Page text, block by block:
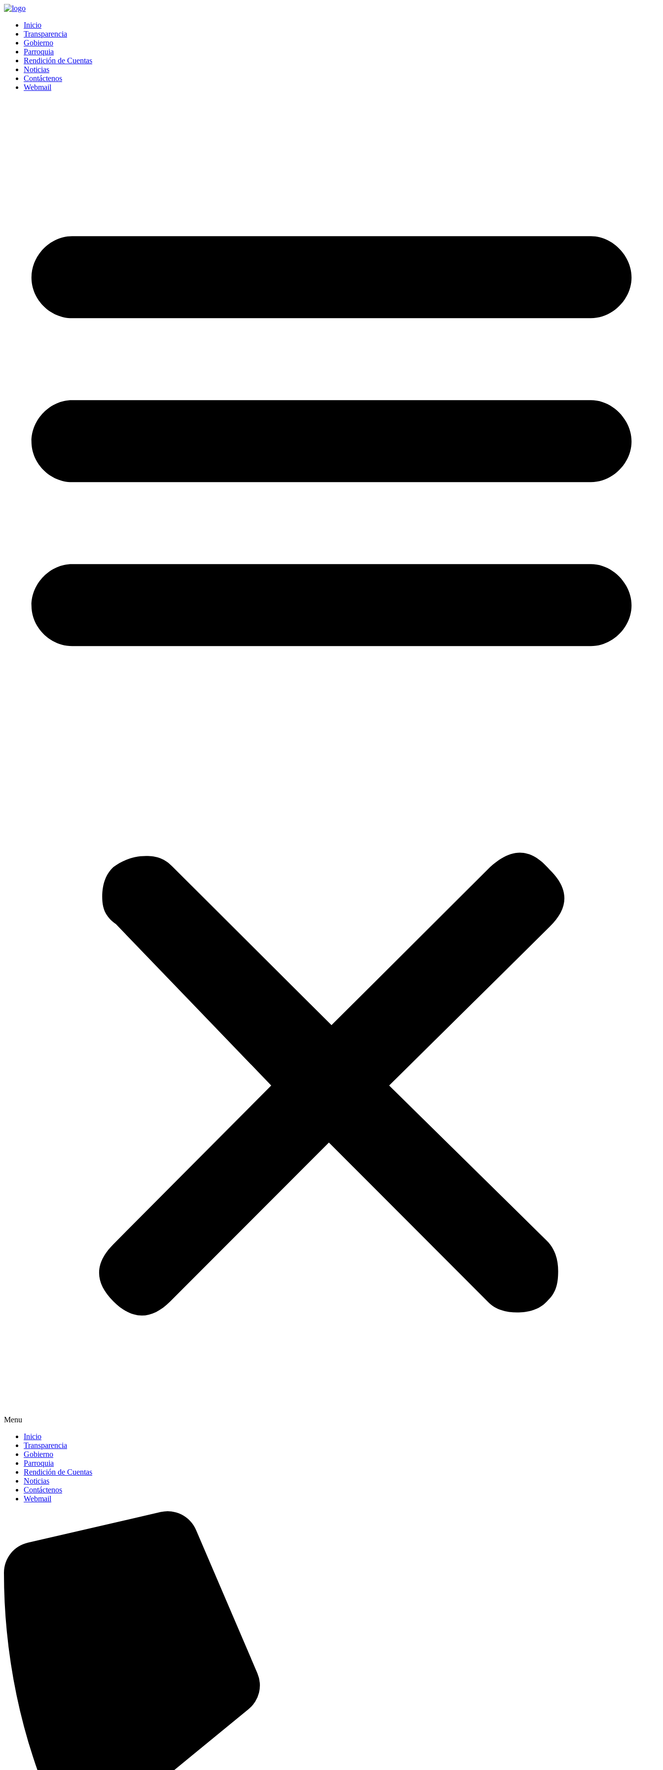
Saltar
contenido
Inicio
Transparencia
Gobierno
Parroquia
Rendición de Cuentas
Noticias
Contáctenos
Webmail
Menu
Inicio
Transparencia
Gobierno
Parroquia
Rendición de Cuentas
Noticias
Contáctenos
Webmail